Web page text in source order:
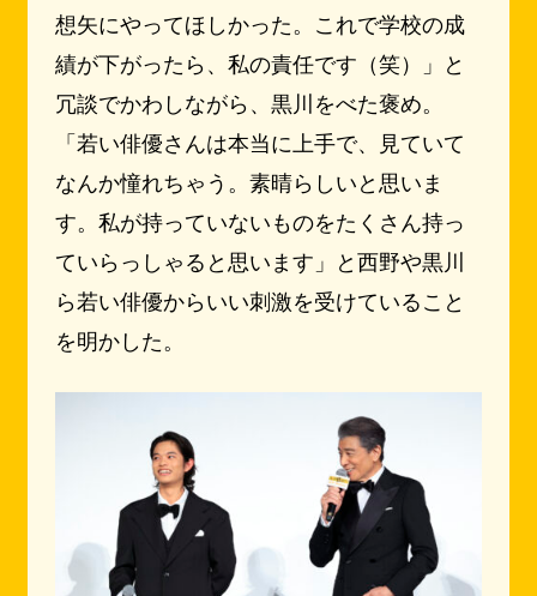
想矢にやってほしかった。これで学校の成
績が下がったら、私の責任です（笑）」と
冗談でかわしながら、黒川をべた褒め。
「若い俳優さんは本当に上手で、見ていて
なんか憧れちゃう。素晴らしいと思いま
す。私が持っていないものをたくさん持っ
ていらっしゃると思います」と西野や黒川
ら若い俳優からいい刺激を受けていること
を明かした。